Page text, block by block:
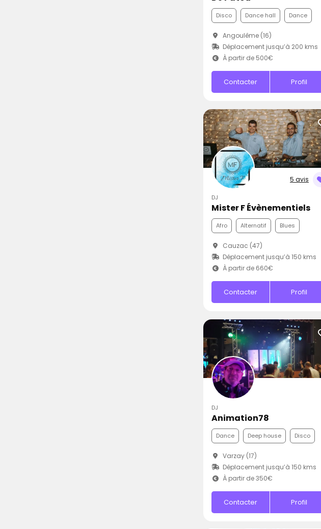
Disco Dance hall Dance
Angoulême (16)
Déplacement jusqu’à 200 kms
À partir de 500€
Contacter Profil
5 avis
DJ
Mister F Évènementiels
Afro Alternatif Blues
Cauzac (47)
Déplacement jusqu’à 150 kms
À partir de 660€
Contacter Profil
DJ
Animation78
Dance Deep house Disco
Varzay (17)
Déplacement jusqu’à 150 kms
À partir de 350€
Contacter Profil